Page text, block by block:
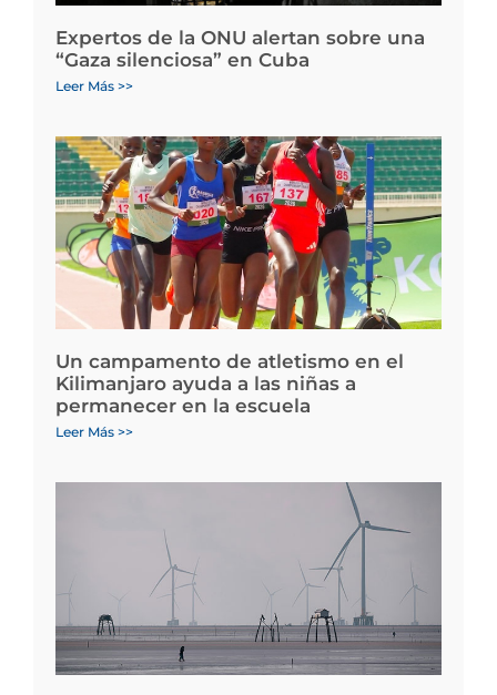
Expertos de la ONU alertan sobre una
“Gaza silenciosa” en Cuba
Leer Más >>
Un campamento de atletismo en el
Kilimanjaro ayuda a las niñas a
permanecer en la escuela
Leer Más >>